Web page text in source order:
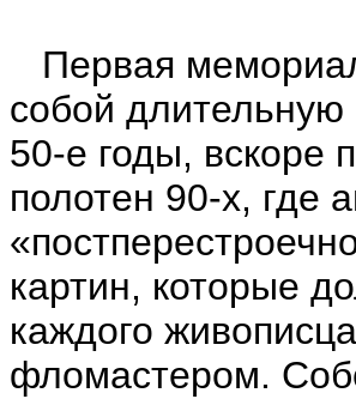
Первая
собой длительную
50-е годы, вскоре
полотен 90-х, где
картин, которые
каждого
фломастером.